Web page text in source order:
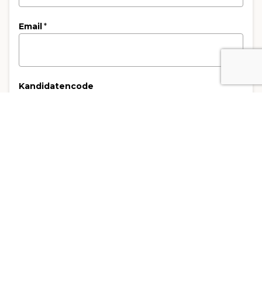
Email *
Kandidatencode